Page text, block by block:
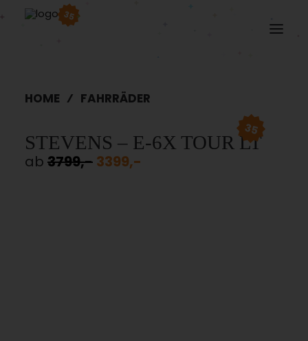
35
HOME FAHRRÄDER
STEVENS – E-6X TOUR LT
35
ab 3799,- 3399,-